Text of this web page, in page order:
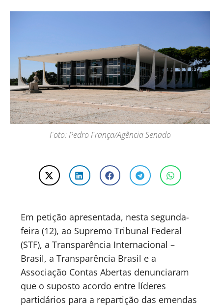
Foto: Pedro França/Agência Senado
Em petição apresentada, nesta segunda-
feira (12), ao Supremo Tribunal Federal
(STF), a Transparência Internacional –
Brasil, a Transparência Brasil e a
Associação Contas Abertas denunciaram
que o suposto acordo entre líderes
partidários para a repartição das emendas